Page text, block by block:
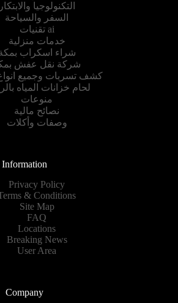
التكنولوجيا والابتكار
السفر والسياحة
تقنيات ai
خدمات منزلية
شراء اسكراب
شركة نقل عفش
كشف تسربات وجميع
لحام خزانات المياه
منوعات
نصائح مالية
وصفات وأكلات
Information
Privacy Policy
& Conditions
Site Map
FAQ
Locations
Breaking News
User Area
Company